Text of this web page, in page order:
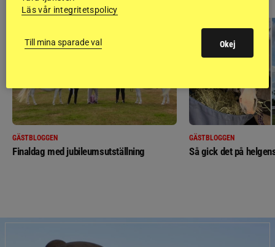
GÄSTBLOGGEN
Finaldag med jubileumsutställning
GÄSTBLOGGEN
Så gick det på
Läs vår integritetspolicy
Till mina sparade val Okej